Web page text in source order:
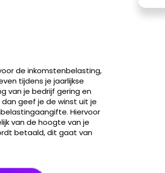
de inkomstenbelasting,
tijdens je jaarlijkse
van je bedrijf gering en
geef je de winst uit je
Hiervoor
van de hoogte van je
betaald, dit gaat van